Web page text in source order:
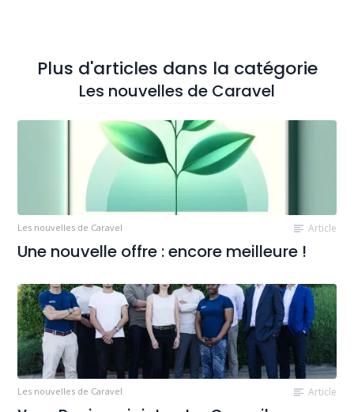
Plus d'articles dans la catégorie
Les nouvelles de Caravel
Les nouvelles de Caravel Article
Une nouvelle offre : encore meilleure !
Les nouvelles de Caravel Article